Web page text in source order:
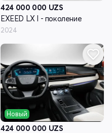
424 000 000 UZS
EXEED LX I - поколение
2024
Новый
424 000 000 UZS